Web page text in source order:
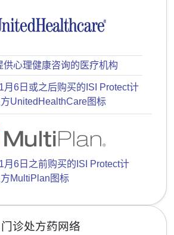
供心理健康咨询的医疗机构
月6日或之后购买的ISI Protect计
UnitedHealthCare图标
月6日之前购买的ISI Protect计
MultiPlan图标
门诊处方药网络